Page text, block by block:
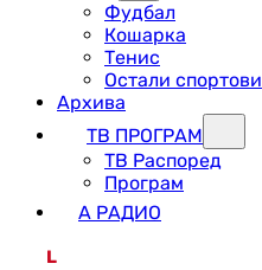
Фудбал
Кошарка
Тенис
Остали спортови
Архива
ТВ ПРОГРАМ
ТВ Распоред
Програм
А РАДИО
L